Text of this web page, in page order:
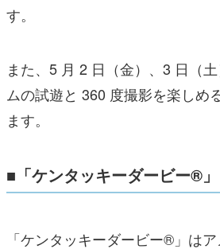
す。
また、5 月 2 日（金）、3 日（
ムの試遊と 360 度撮影を楽しめ
ます。
■「ケンタッキーダービー®
「ケンタッキーダービー®」は